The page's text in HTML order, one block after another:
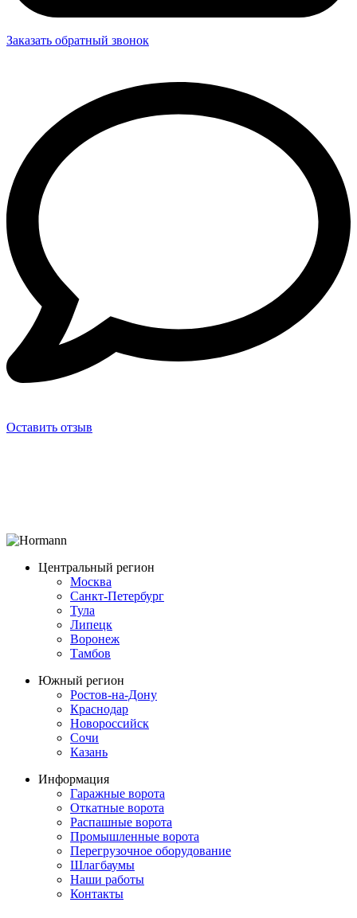
Заказать обратный звонок
Оставить отзыв
Центральный регион
Москва
Санкт-Петербург
Тула
Липецк
Воронеж
Тамбов
Южный регион
Ростов-на-Дону
Краснодар
Новороссийск
Сочи
Казань
Информация
Гаражные ворота
Откатные ворота
Распашные ворота
Промышленные ворота
Перегрузочное оборудование
Шлагбаумы
Наши работы
Контакты